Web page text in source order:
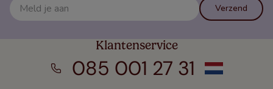
Verzend
Klantenservice
085 001 27 31